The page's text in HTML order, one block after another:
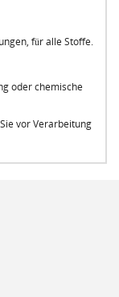
für alle Stoffe.
oder chemische
vor Verarbeitung